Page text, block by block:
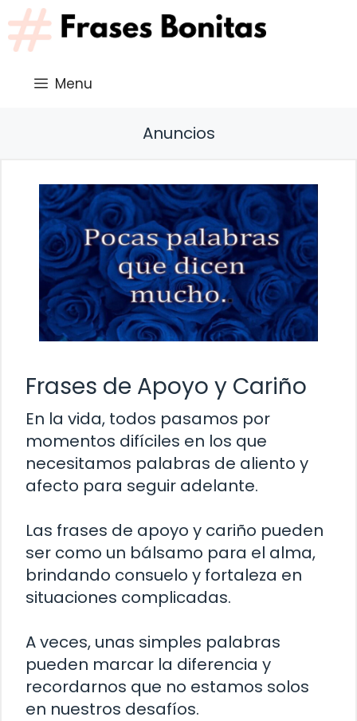
Saltar
al
contenido
Menu
Anuncios
Frases de Apoyo y Cariño
En la vida, todos pasamos por
momentos difíciles en los que
necesitamos palabras de aliento y
afecto para seguir adelante.
Las frases de apoyo y cariño pueden
ser como un bálsamo para el alma,
brindando consuelo y fortaleza en
situaciones complicadas.
A veces, unas simples palabras
pueden marcar la diferencia y
recordarnos que no estamos solos
en nuestros desafíos.